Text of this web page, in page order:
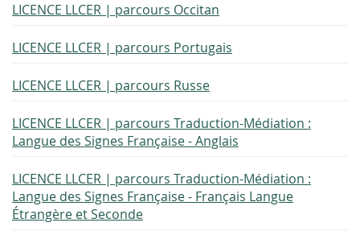
LICENCE LLCER | parcours Occitan
LICENCE LLCER | parcours Portugais
LICENCE LLCER | parcours Russe
LICENCE LLCER | parcours Traduction-Médiation :
Langue des Signes Française - Anglais
LICENCE LLCER | parcours Traduction-Médiation :
Langue des Signes Française - Français Langue
Étrangère et Seconde